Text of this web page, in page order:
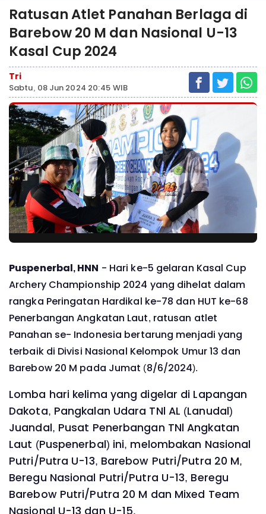
Ratusan Atlet Panahan Berlaga di
Barebow 20 M dan Nasional U-13
Kasal Cup 2024
Tri
Sabtu, 08 Jun 2024 20:45 WIB
Puspenerbal, HNN - Hari ke-5 gelaran Kasal Cup
Archery Championship 2024 yang dihelat dalam
rangka Peringatan Hardikal ke-78 dan HUT ke-68
Penerbangan Angkatan Laut, ratusan atlet
Panahan se- Indonesia bertarung menjadi yang
terbaik di Divisi Nasional Kelompok Umur 13 dan
Barebow 20 M pada Jumat (8/6/2024).
Lomba hari kelima yang digelar di Lapangan
Dakota, Pangkalan Udara TNl AL (Lanudal)
Juandal, Pusat Penerbangan TNl Angkatan
Laut (Puspenerbal) ini, melombakan Nasional
Putri/Putra U-13, Barebow Putri/Putra 20 M,
Beregu Nasional Putri/Putra U-13, Beregu
Barebow Putri/Putra 20 M dan Mixed Team
Nasional U-13 dan U-15.